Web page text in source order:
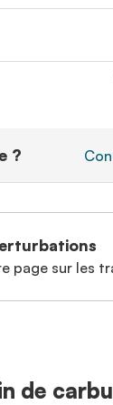
?
page sur les
de